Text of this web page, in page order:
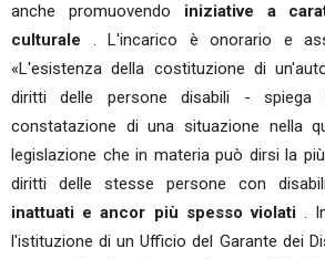
anche promuovendo iniziative a
culturale . L'incarico è onorario e
«L'esistenza della costituzione di
diritti delle persone disabili -
constatazione di una situazione nella
legislazione che in materia può dirsi la
diritti delle stesse persone con
inattuati e ancor più spesso violati .
l'istituzione di un Ufficio del Garante dei